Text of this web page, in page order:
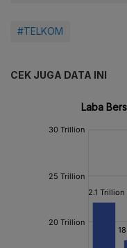
#TELKOM
CEK JUGA DATA INI